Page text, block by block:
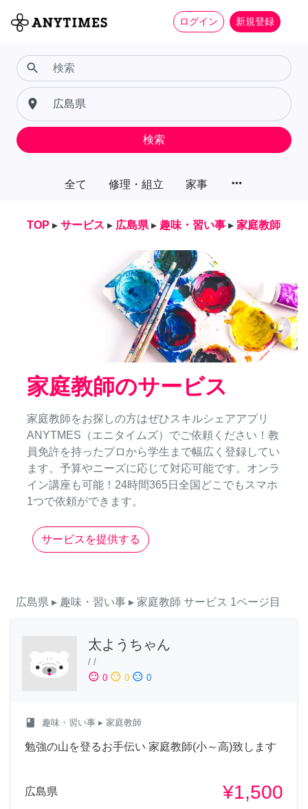
ログイン 新規登録
全て 修理・組立 家事 more_horiz
search
place
検索
TOP ▸ サービス ▸ 広島県 ▸ 趣味・習い事 ▸ 家庭教師
家庭教師のサービス
家庭教師をお探しの方はぜひスキルシェアアプリ
ANYTMES（エニタイムズ）でご依頼ください！教
員免許を持ったプロから学生まで幅広く登録してい
ます。予算やニーズに応じて対応可能です。オンラ
イン講座も可能！24時間365日全国どこでもスマホ
1つで依頼ができます。
サービスを提供する
広島県 ▸ 趣味・習い事 ▸ 家庭教師 サービス 1ページ目
太ようちゃん
/ /
sentiment_satisfied 0 sentiment_neutral 0 sentiment_dissatisfied 0
class 趣味・習い事 ▸ 家庭教師
勉強の山を登るお手伝い 家庭教師(小～高)致します
広島県 ¥1,500